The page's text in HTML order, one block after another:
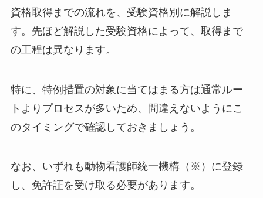
資格取得までの流れを、受験資格別に解説しま
す。先ほど解説した受験資格によって、取得まで
の工程は異なります。
特に、特例措置の対象に当てはまる方は通常ルー
トよりプロセスが多いため、間違えないようにこ
のタイミングで確認しておきましょう。
なお、いずれも動物看護師統一機構（※）に登録
し、免許証を受け取る必要があります。